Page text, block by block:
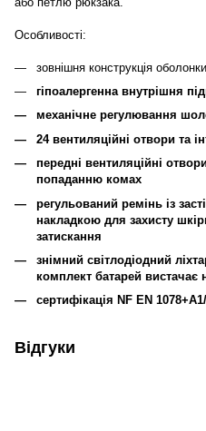
Особливості:
зовнішня конструкція оболонки
гіпоалергенна внутрішня
механічне регулювання
24 вентиляційні отвори та
передні вентиляційні
попаданню комах
регульований ремінь із
накладкою для захисту
затискання
знімний світлодіодний
комплект батарей вистачає
сертифікація NF EN
Відгуки